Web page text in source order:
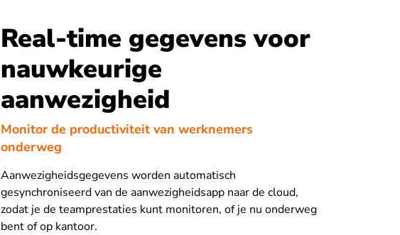
Real-time gegevens voor
nauwkeurige
aanwezigheid
Monitor de productiviteit van werknemers
onderweg
Aanwezigheidsgegevens worden automatisch
gesynchroniseerd van de aanwezigheidsapp naar de cloud,
zodat je de teamprestaties kunt monitoren, of je nu onderweg
bent of op kantoor.